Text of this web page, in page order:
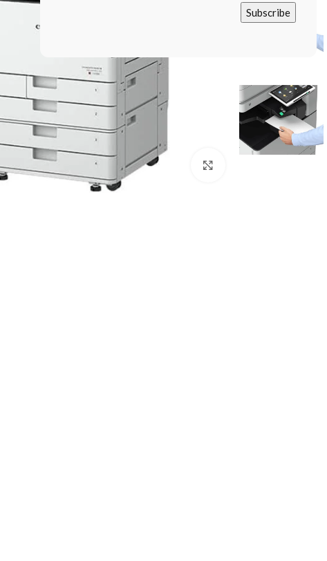
Click to enlarge